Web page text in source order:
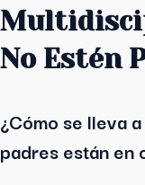
No Estén
¿Cómo se lleva
padres están en